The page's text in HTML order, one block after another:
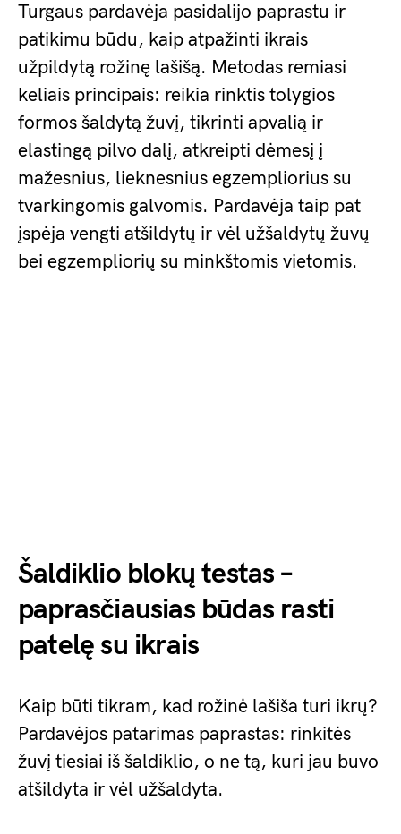
Turgaus pardavėja pasidalijo paprastu ir
patikimu būdu, kaip atpažinti ikrais
užpildytą rožinę lašišą. Metodas remiasi
keliais principais: reikia rinktis tolygios
formos šaldytą žuvį, tikrinti apvalią ir
elastingą pilvo dalį, atkreipti dėmesį į
mažesnius, lieknesnius egzempliorius su
tvarkingomis galvomis. Pardavėja taip pat
įspėja vengti atšildytų ir vėl užšaldytų žuvų
bei egzempliorių su minkštomis vietomis.
Šaldiklio blokų testas –
paprasčiausias būdas rasti
patelę su ikrais
Kaip būti tikram, kad rožinė lašiša turi ikrų?
Pardavėjos patarimas paprastas: rinkitės
žuvį tiesiai iš šaldiklio, o ne tą, kuri jau buvo
atšildyta ir vėl užšaldyta.